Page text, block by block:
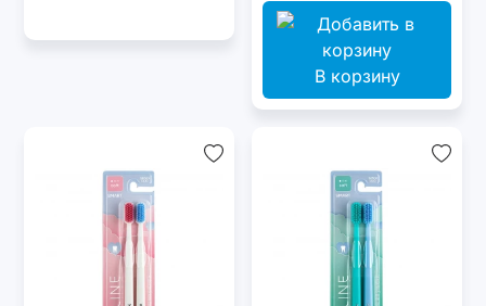
В корзину